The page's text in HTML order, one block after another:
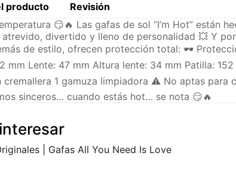
producto
Revisión
😏🔥 Las gafas de sol “I’m Hot” están
divertido y lleno de personalidad 💥 Y
de estilo, ofrecen protección total: 🕶️
mm Lente: 47 mm Altura lente: 34 mm Patilla:
cremallera 1 gamuza limpiadora ⚠️ No aptas
sinceros… cuando estás hot… se nota 😏🔥